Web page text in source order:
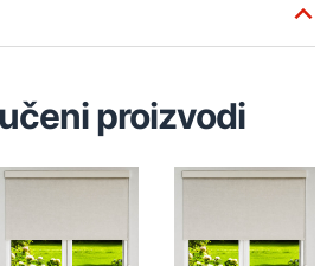
proizvodi